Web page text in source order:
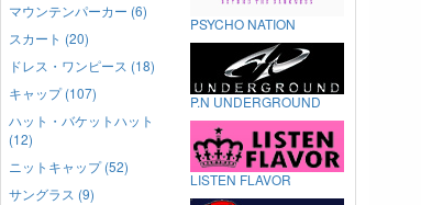
マウンテンパーカー (6)
スカート (20)
ドレス・ワンピース (18)
キャップ (107)
ハット・バケットハット
(12)
ニットキャップ (52)
サングラス (9)
PSYCHO NATION
P.N UNDERGROUND
LISTEN FLAVOR